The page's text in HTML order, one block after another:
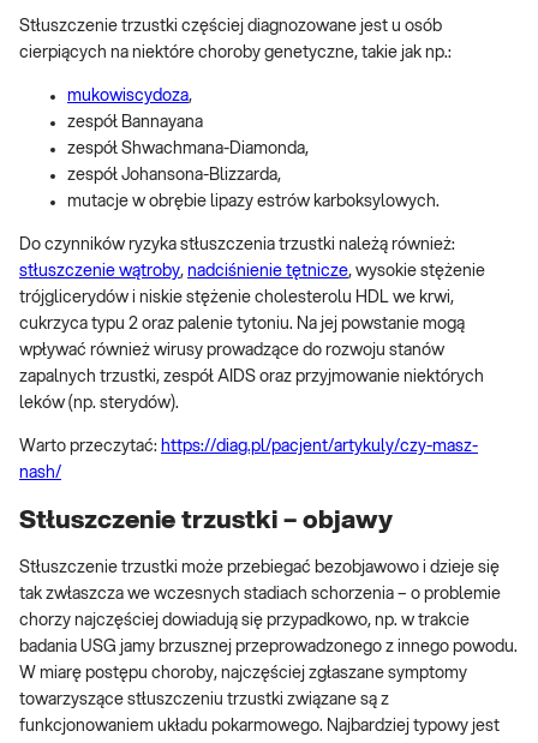
Stłuszczenie trzustki częściej diagnozowane jest u osób
cierpiących na niektóre choroby genetyczne, takie jak np.:
mukowiscydoza,
zespół Bannayana
zespół Shwachmana-Diamonda,
zespół Johansona-Blizzarda,
mutacje w obrębie lipazy estrów karboksylowych.
Do czynników ryzyka stłuszczenia trzustki należą również:
stłuszczenie wątroby, nadciśnienie tętnicze, wysokie stężenie
trójglicerydów i niskie stężenie cholesterolu HDL we krwi,
cukrzyca typu 2 oraz palenie tytoniu. Na jej powstanie mogą
wpływać również wirusy prowadzące do rozwoju stanów
zapalnych trzustki, zespół AIDS oraz przyjmowanie niektórych
leków (np. sterydów).
Warto przeczytać: https://diag.pl/pacjent/artykuly/czy-masz-
nash/
Stłuszczenie trzustki – objawy
Stłuszczenie trzustki może przebiegać bezobjawowo i dzieje się
tak zwłaszcza we wczesnych stadiach schorzenia – o problemie
chorzy najczęściej dowiadują się przypadkowo, np. w trakcie
badania USG jamy brzusznej przeprowadzonego z innego powodu.
W miarę postępu choroby, najczęściej zgłaszane symptomy
towarzyszące stłuszczeniu trzustki związane są z
funkcjonowaniem układu pokarmowego. Najbardziej typowy jest